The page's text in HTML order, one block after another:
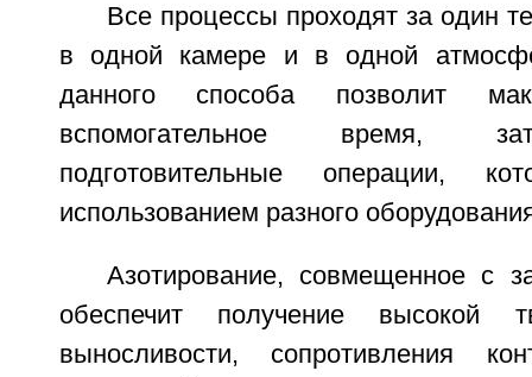
Все процессы проходят за один
в одной камере и в одной
данного способа позволит
вспомогательное время,
подготовительные операции,
использованием разного
Азотирование, совмещенное с
обеспечит получение высокой
выносливости, сопротивления